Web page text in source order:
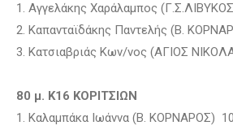
1. Αγγελάκης Χαράλαμπος
2. Καπανταϊδάκης Παντελής (Β.
3. Κατσιαβριάς Κων/νος (ΑΓΙΟΣ
80 μ. Κ16 ΚΟΡΙΤΣΙΩΝ
1. Καλαμπάκα Ιωάννα (Β. ΚΟΡΝΑΡΟΣ)